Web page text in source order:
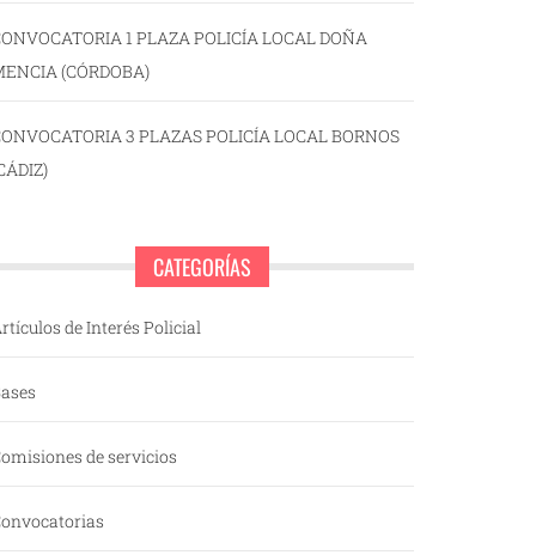
1 PLAZA POLICÍA LOCAL DOÑA
(CÓRDOBA)
3 PLAZAS POLICÍA LOCAL BORNOS
CATEGORÍAS
de Interés Policial
de servicios